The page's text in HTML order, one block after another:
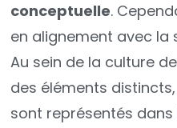
conceptuelle.
en alignement avec la
Au sein de la culture
des éléments
sont représentés dans